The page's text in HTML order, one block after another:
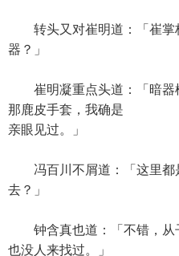
转头又对崔明道：「崔掌
器？」
崔明凝重点头道：「暗器
那鹿皮手套，我确是
亲眼见过。」
冯百川不屑道：「这里都
去？」
钟含真也道：「不错，从
也没人来找过。」